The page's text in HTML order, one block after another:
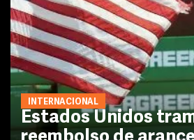
INTERNACIONAL
Estados Unidos